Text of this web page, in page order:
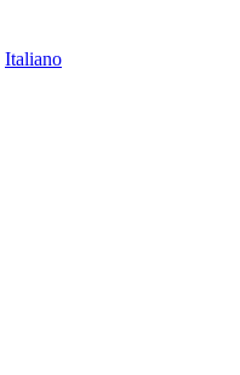
Italiano